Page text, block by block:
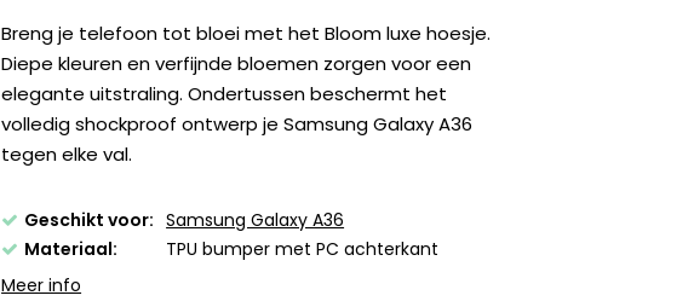
Breng je telefoon tot bloei met het Bloom luxe hoesje.
Diepe kleuren en verfijnde bloemen zorgen voor een
elegante uitstraling. Ondertussen beschermt het
volledig shockproof ontwerp je Samsung Galaxy A36
tegen elke val.
Geschikt voor: Samsung Galaxy A36
Materiaal:
TPU bumper met PC achterkant
Meer info